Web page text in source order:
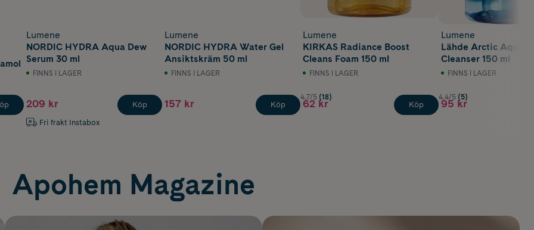
Lumene
NORDIC HYDRA Aqua Dew
Serum 30 ml
FINNS I LAGER
209 kr
Fri frakt Instabox
Köp
Lumene
NORDIC HYDRA Water Gel
Ansiktskräm 50 ml
FINNS I LAGER
157 kr Köp
Lumene
KIRKAS Radiance Boost
Cleans Foam 150 ml
FINNS I LAGER
4.7/5 (18)
62 kr Köp
Lumene
Lähde Arctic Aqua
Cleanser 150 ml
FINNS I LAGER
4.4/5 (5)
95 kr
Apohem Magazine